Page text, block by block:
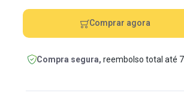
Comprar agora
Compra segura, reembolso total até 7